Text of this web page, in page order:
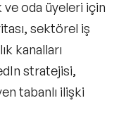
ve oda üyeleri için
sektörel iş
kanalları
stratejisi,
tabanlı ilişki
Uzman